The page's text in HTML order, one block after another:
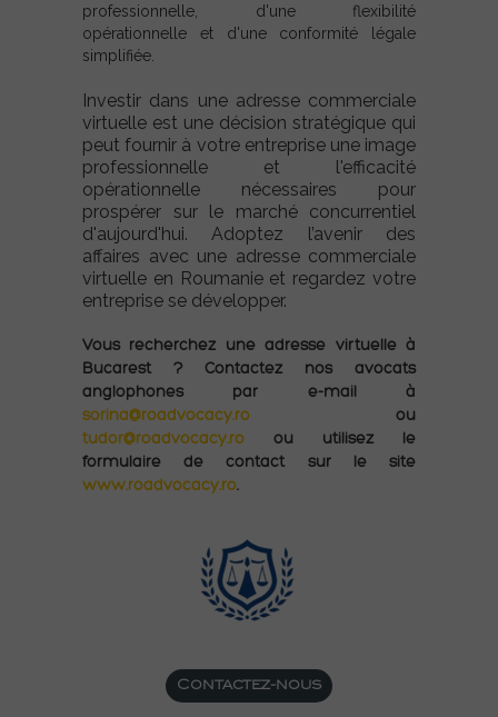
Contactez-nous
professionnelle, d'une flexibilité
opérationnelle et d'une conformité légale
simplifiée.
Investir dans une adresse commerciale
virtuelle est une décision stratégique qui
peut fournir à votre entreprise une image
professionnelle et l'efficacité
opérationnelle nécessaires pour
prospérer sur le marché concurrentiel
d'aujourd'hui. Adoptez l’avenir des
affaires avec une adresse commerciale
virtuelle en Roumanie et regardez votre
entreprise se développer.
Vous recherchez une adresse virtuelle à
Bucarest ? Contactez nos avocats
anglophones par e-mail à
sorina@roadvocacy.ro ou
tudor@roadvocacy.ro ou utilisez le
formulaire de contact sur le site
www.roadvocacy.ro.